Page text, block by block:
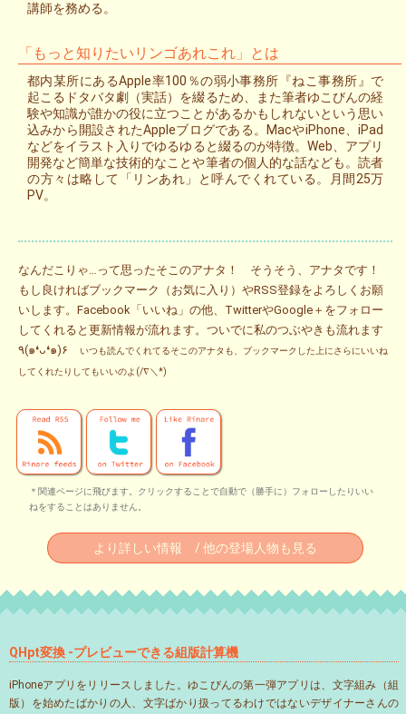
講師を務める。
「もっと知りたいリンゴあれこれ」とは
都内某所にあるApple率100％の弱小事務所『ねこ事務所』で
起こるドタバタ劇（実話）を綴るため、また筆者ゆこびんの経
験や知識が誰かの役に立つことがあるかもしれないという思い
込みから開設されたAppleブログである。MacやiPhone、iPad
などをイラスト入りでゆるゆると綴るのが特徴。Web、アプリ
開発など簡単な技術的なことや筆者の個人的な話なども。読者
の方々は略して「リンあれ」と呼んでくれている。月間25万
PV。
なんだこりゃ…って思ったそこのアナタ！ そうそう、アナタです！
もし良ければブックマーク（お気に入り）やRSS登録をよろしくお願
いします。Facebook「いいね」の他、TwitterやGoogle＋をフォロー
してくれると更新情報が流れます。ついでに私のつぶやきも流れます
٩(๑❛ᴗ❛๑)۶
いつも読んでくれてるそこのアナタも、ブックマークした上にさらにいいね
してくれたりしてもいいのよ(/∇＼*)
＊関連ページに飛びます。クリックすることで自動で（勝手に）フォローしたりいい
ねをすることはありません。
より詳しい情報 / 他の登場人物も見る
QHpt変換 -プレビューできる組版計算機
iPhoneアプリをリリースしました。ゆこびんの第一弾アプリは、文字組み（組
版）を始めたばかりの人、文字ばかり扱ってるわけではないデザイナーさんの